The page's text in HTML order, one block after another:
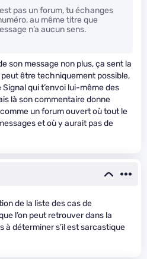
pas un forum, tu échanges
au même titre que
n’a aucun sens.
son message non plus, ça sent la
être techniquement possible,
qui t’envoi lui-même des
là son commentaire donne
comme un forum ouvert où tout le
et où y aurait pas de
de la liste des cas de
l’on peut retrouver dans la
à déterminer s’il est sarcastique